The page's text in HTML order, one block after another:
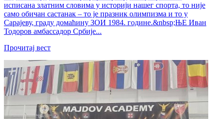
исписана златним словима у историји нашег спорта, то није
само обичан састанак – то је празник олимпизма и то у
Сарајеву, граду домаћину ЗОИ 1984. године.&nbsp;ЊЕ Иван
Тодоров амбассадор Србије...
Прочитај вест